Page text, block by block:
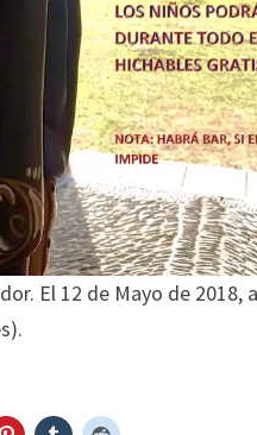
El 12 de Mayo de 2018,